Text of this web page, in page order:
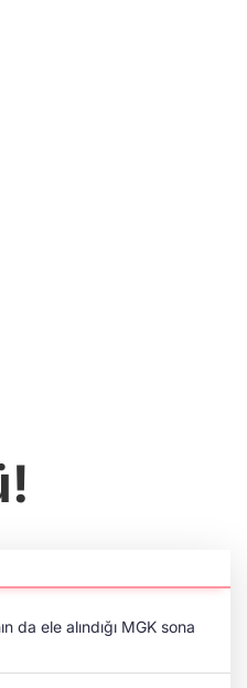
da ele alındığı MGK sona